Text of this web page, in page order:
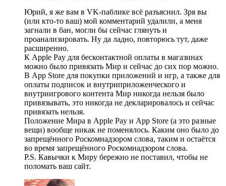
Юрий, я же вам в VK-паблике всё разъяснил. Зря вы
(или кто-то ваш) мой комментарий удалили, а меня
загнали в бан, могли бы сейчас глянуть и
проанализировать. Ну да ладно, повторюсь тут, даже
расширенно.
К Apple Pay для бесконтактной оплаты в магазинах
можно было привязать Мир и сейчас до сих пор можно.
В App Store для покупки приложений и игр, а также для
оплаты подписок и внутриприложенческого и
внутриигрового контента Мир никогда нельзя было
привязывать, это никогда не декларировалось и сейчас
привязать нельзя.
Положение Мира в Apple Pay и App Store (а это разные
вещи) вообще никак не поменялось. Каким оно было до
запрещённого Роскомнадзором слова, таким и остаётся
во время запрещённого Роскомнадзором слова.
P.S. Кавычки к Миру бережно не поставил, чтобы не
поломать ваш сайт.